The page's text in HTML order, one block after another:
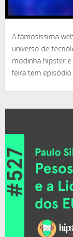
A famosíssima
universo de
modinha hipster
feira tem episódio